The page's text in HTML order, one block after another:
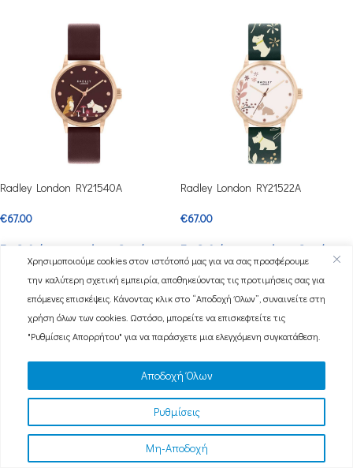
Χρησιμοποιούμε cookies στον ιστότοπό μας για να σας προσφέρουμε
την καλύτερη σχετική εμπειρία, αποθηκεύοντας τις προτιμήσεις σας για
επόμενες επισκέψεις. Κάνοντας κλικ στο “Αποδοχή Όλων”, συναινείτε στη
χρήση όλων των cookies. Ωστόσο, μπορείτε να επισκεφτείτε τις
"Ρυθμίσεις Απορρήτου" για να παράσχετε μια ελεγχόμενη συγκατάθεση.
Ρυθμίσεις
Μη-Αποδοχή
Αποδοχή Όλων
Radley London RY21540A
€67.00
Συνδεθείτε για τιμές χονδρικής
Radley London RY21522A
€67.00
Συνδεθείτε για τιμές χονδρικής
Radley London RY21516